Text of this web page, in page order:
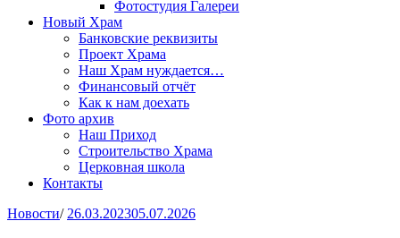
Фотостудия Галереи
Новый Храм
Банковские реквизиты
Проект Храма
Наш Храм нуждается…
Финансовый отчёт
Как к нам доехать
Фото архив
Наш Приход
Строительство Храма
Церковная школа
Контакты
Новости/ 26.03.202305.07.2026